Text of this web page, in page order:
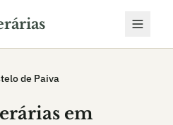
de Paiva
em